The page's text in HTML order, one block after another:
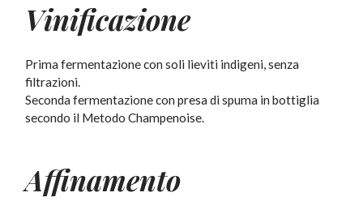
Vinificazione
Prima fermentazione con soli lieviti indigeni, senza
filtrazioni.
Seconda fermentazione con presa di spuma in bottiglia
secondo il Metodo Champenoise.
Affinamento